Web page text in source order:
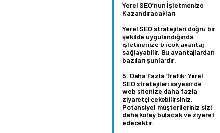
Yerel SEO’nun İşletmenize
Kazandıracakları
Yerel SEO stratejileri doğru bir
şekilde uygulandığında
işletmenize birçok avantaj
sağlayabilir. Bu avantajlardan
bazıları şunlardır:
Daha Fazla Trafik: Yerel
SEO stratejileri sayesinde
web sitenize daha fazla
ziyaretçi çekebilirsiniz.
Potansiyel müşterileriniz sizi
daha kolay bulacak ve ziyaret
edecektir.